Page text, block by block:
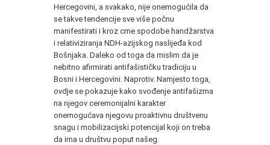
Hercegovini, a svakako, nije onemogućila da
se takve tendencije sve više počnu
manifestirati i kroz crne spodobe handžarstva
i relativiziranja NDH-azijskog naslijeđa kod
Bošnjaka. Daleko od toga da mislim da je
nebitno afirmirati antifašističku tradiciju u
Bosni i Hercegovini. Naprotiv. Namjesto toga,
ovdje se pokazuje kako svođenje antifašizma
na njegov ceremonijalni karakter
onemogućava njegovu proaktivnu društvenu
snagu i mobilizacijski potencijal koji on treba
da ima u društvu poput našeg.